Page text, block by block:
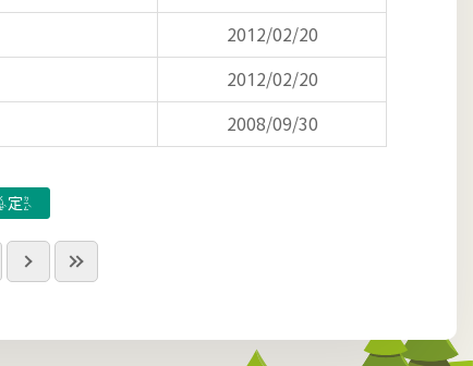
2012/02/20
2012/02/20
2008/09/30